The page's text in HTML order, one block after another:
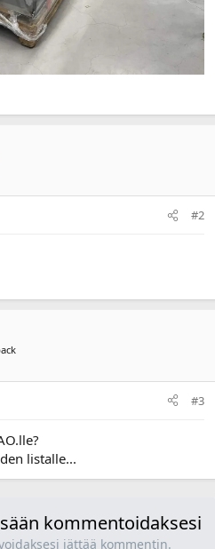
#2
#3
listalle...
kommentoidaksesi
jättää kommentin.